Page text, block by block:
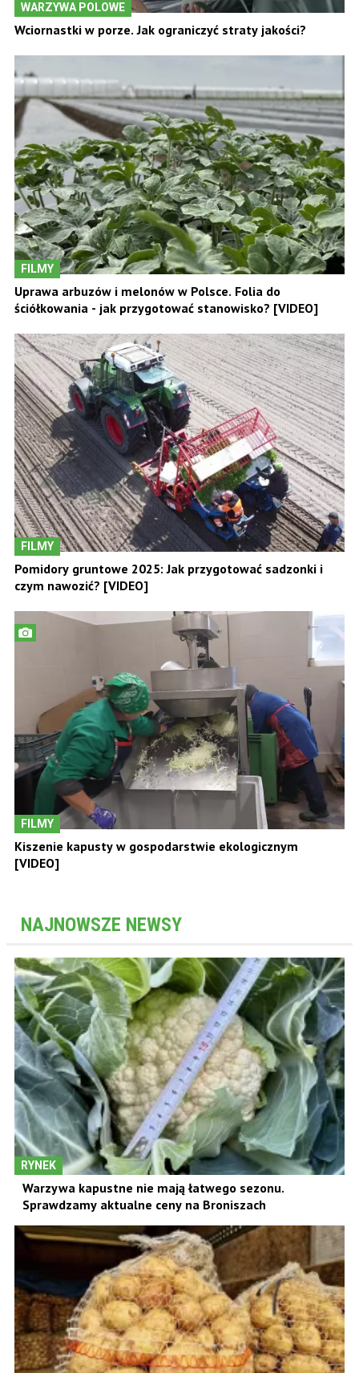
WARZYWA POLOWE
Wciornastki w porze. Jak ograniczyć straty jakości?
FILMY
Uprawa arbuzów i melonów w Polsce. Folia do
ściółkowania - jak przygotować stanowisko? [VIDEO]
FILMY
Pomidory gruntowe 2025: Jak przygotować sadzonki i
czym nawozić? [VIDEO]
FILMY
Kiszenie kapusty w gospodarstwie ekologicznym
[VIDEO]
NAJNOWSZE NEWSY
RYNEK
Warzywa kapustne nie mają łatwego sezonu.
Sprawdzamy aktualne ceny na Broniszach